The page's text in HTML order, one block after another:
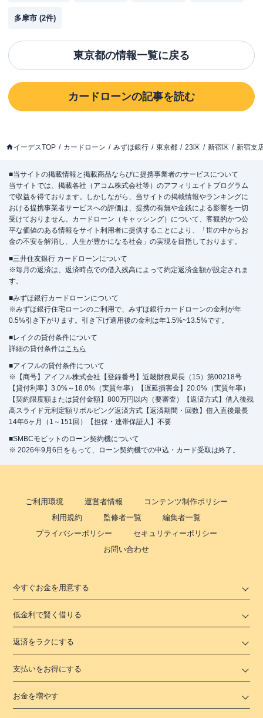
多摩市 (2件)
東京都の情報一覧に戻る
カードローンの記事を読む
イーデスTOP カードローン みずほ銀行 東京都 23区 新宿区 新宿支
■当サイトの掲載情報と掲載商品ならびに提携事業者のサービスについて
当サイトでは、掲載各社（アコム株式会社等）のアフィリエイトプログラム
で収益を得ております。しかしながら、当サイトの掲載情報やランキングに
おける提携事業者サービスへの評価は、提携の有無や金銭による影響を一切
受けておりません。カードローン（キャッシング）について、客観的かつ公
平な価値のある情報をサイト利用者に提供することにより、「世の中からお
金の不安を解消し、人生が豊かになる社会」の実現を目指しております。
■三井住友銀行 カードローンについて
※毎月の返済は、返済時点での借入残高によって約定返済金額が設定されま
す。
■みずほ銀行カードローンについて
※みずほ銀行住宅ローンのご利用で、みずほ銀行カードローンの金利が年
0.5%引き下がります。引き下げ適用後の金利は年1.5%~13.5%です。
■レイクの貸付条件について
詳細の貸付条件はこちら
■アイフルの貸付条件について
※【商号】アイフル株式会社【登録番号】近畿財務局長（15）第00218号
【貸付利率】3.0%～18.0%（実質年率）【遅延損害金】20.0%（実質年率）
【契約限度額または貸付金額】800万円以内（要審査）【返済方式】借入後残
高スライド元利定額リボルビング返済方式【返済期間・回数】借入直後最長
14年6ヶ月（1～151回）【担保・連帯保証人】不要
■SMBCモビットのローン契約機について
※ 2026年9月6日をもって、ローン契約機での申込・カード受取は終了。
ご利用環境 運営者情報
コンテンツ制作ポリシー
利用規約
監修者一覧
編集者一覧
プライバシーポリシー
セキュリティーポリシー
お問い合わせ
今すぐお金を用意する
低金利で賢く借りる
返済をラクにする
支払いをお得にする
お金を増やす